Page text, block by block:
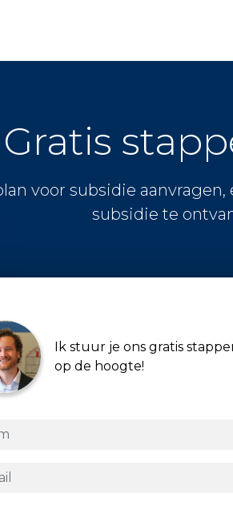
Gratis
voor subsidie
subsidie te
Ik stuur je ons gratis
op de hoogte!